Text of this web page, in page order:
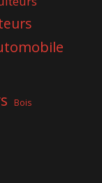
Bois